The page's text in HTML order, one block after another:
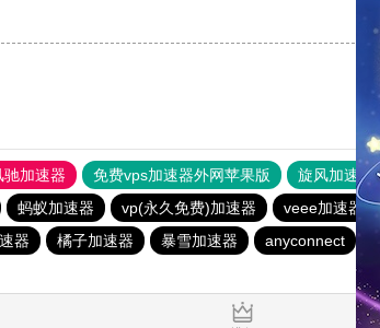
驰加速器 免费vps加速器外网苹果版 旋风加速度
蚂蚁加速器 vp(永久免费)加速器 veee加速器
器 橘子加速器 暴雪加速器 anyconnect